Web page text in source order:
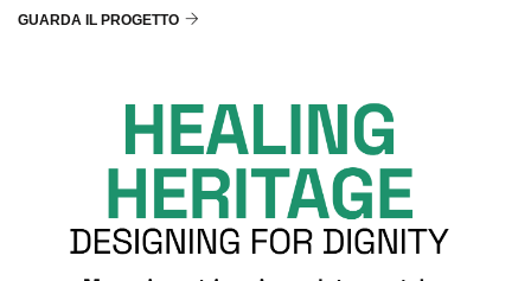
GUARDA IL PROGETTO